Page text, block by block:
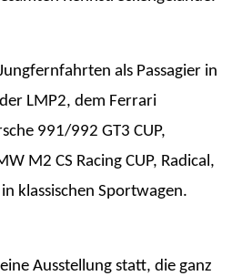
als Passagier in
LMP2, dem Ferrari
991/992 GT3 CUP,
M2 CS Racing CUP, Radical,
klassischen Sportwagen.
Ausstellung statt, die ganz